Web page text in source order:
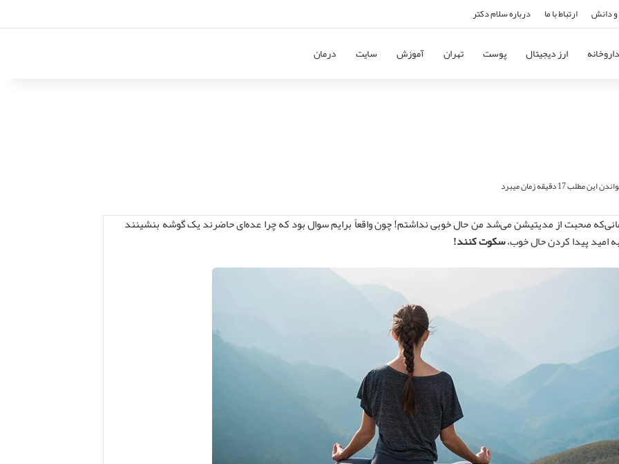
دانش ارتباط با ما درباره سلام دکتر
داروخانه ارز دیجیتال پوست تهران آموزش سایت درمان
این مطلب 17 دقیقه زمان میبرد
صحبت از مدیتیشن می‌شد من حال خوبی نداشتم! چون واقعاً برایم سوال بود که چرا عده‌ای حاضرند یک گوشه بنشینند
امید پیدا کردن حال خوب،سکوت کنند!